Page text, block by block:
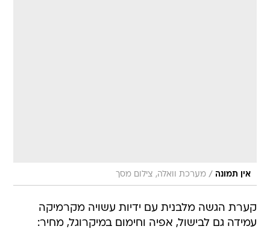
אין תמונה / מערכת וואלה, צילום מסך
קערת הגשה מלבנית עם ידיות עשויה מקרמיקה
עמידה גם לבישול, אפיה וחימום במיקרוגל, מחיר: